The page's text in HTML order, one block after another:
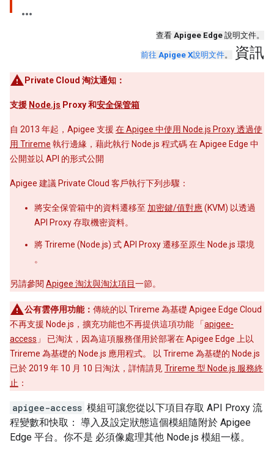
查看 Apigee Edge 說明文件。
前往 Apigee X說明文件。 資訊
Private Cloud 淘汰通知：
支援 Node.js Proxy 和安全保管箱
自 2013 年起，Apigee 支援 在 Apigee 中使用 Node.js Proxy 透過使
用 Trireme 執行邊緣，藉此執行 Node.js 程式碼 在 Apigee Edge 中
公開並以 API 的形式公開
Apigee 建議 Private Cloud 客戶執行下列步驟：
將安全保管箱中的資料遷移至 加密鍵/值對應(KVM) 以透過
API Proxy 存取機密資料。
將 Trireme (Node.js) 式 API Proxy 遷移至原生 Node.js 環境
。
另請參閱 Apigee 淘汰與淘汰項目一節。
公有雲停用功能： 傳統的以 Trireme 為基礎 Apigee Edge Cloud
不再支援 Node.js，擴充功能也不再提供這項功能 「apigee-
access 」 已淘汰，因為這項服務僅用於部署在 Apigee Edge 上以
Trireme 為基礎的 Node.js 應用程式。 以 Trireme 為基礎的 Node.js
已於 2019 年 10 月 10 日淘汰，詳情請見 Trireme 型 Node.js 服務終
止 ：
apigee-access 模組可讓您從以下項目存取 API Proxy 流
程變數和快取： 導入及設定狀態這個模組隨附於 Apigee
Edge 平台。你不是 必須像處理其他 Node.js 模組一樣。